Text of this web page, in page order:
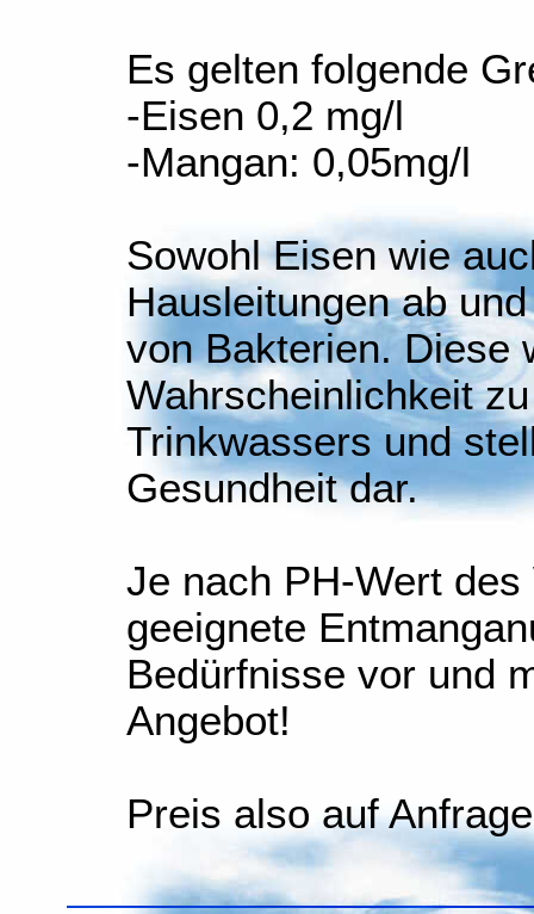
Es gelten folgende
-Eisen 0,2 mg/l
-Mangan: 0,05mg/l
Sowohl Eisen wie
Hausleitungen ab
von Bakterien. Diese
Wahrscheinlichkeit
Trinkwassers und
Gesundheit dar.
Je nach PH-Wert
geeignete
Bedürfnisse vor und
Angebot!
Preis also auf